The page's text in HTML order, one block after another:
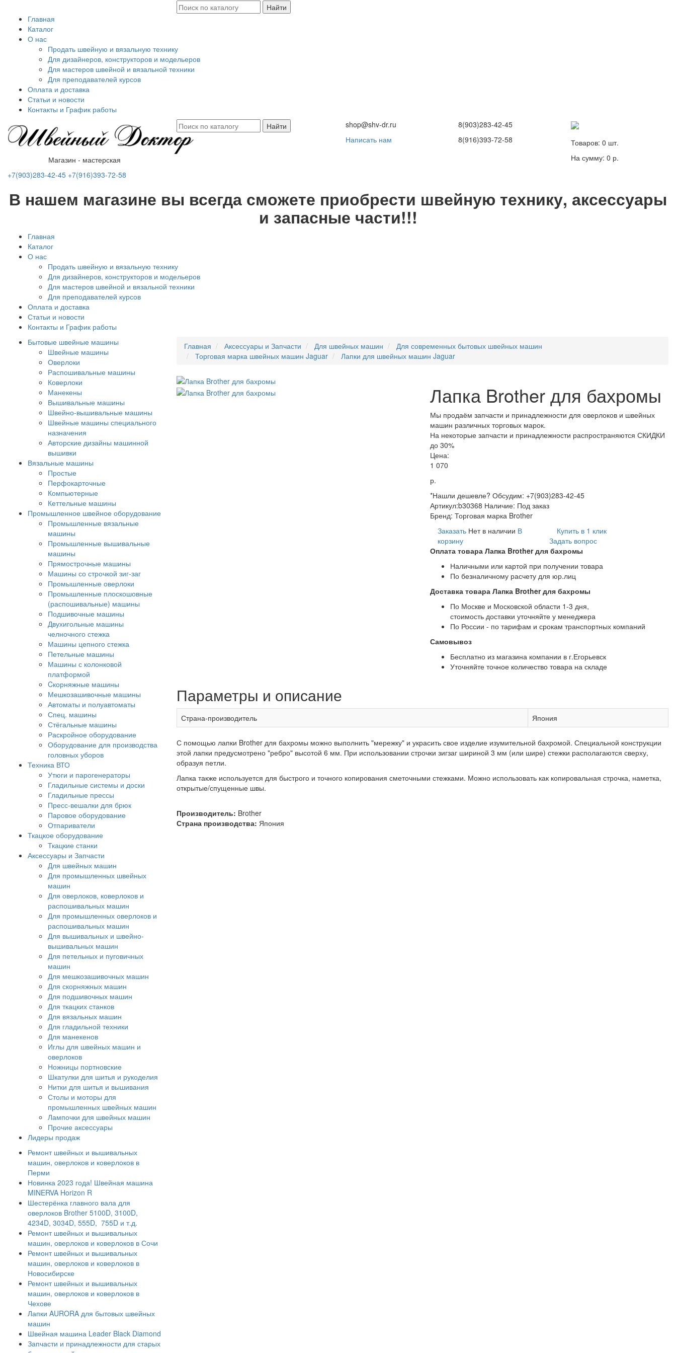
Найти
Главная
Каталог
О нас
Продать швейную и вязальную технику
Для дизайнеров, конструкторов и модельеров
Для мастеров швейной и вязальной техники
Для преподавателей курсов
Оплата и доставка
Статьи и новости
Контакты и График работы
Магазин - мастерская
Найти
shop@shv-dr.ru
Написать нам
8(903)283-42-45
8(916)393-72-58
Товаров: 0 шт.
На сумму: 0 р.
+7(903)283-42-45 +7(916)393-72-58
В нашем магазине вы всегда сможете приобрести швейную технику, аксессуары
и запасные части!!!
Главная
Каталог
О нас
Продать швейную и вязальную технику
Для дизайнеров, конструкторов и модельеров
Для мастеров швейной и вязальной техники
Для преподавателей курсов
Оплата и доставка
Статьи и новости
Контакты и График работы
Бытовые швейные машины
Швейные машины
Оверлоки
Распошивальные машины
Коверлоки
Манекены
Вышивальные машины
Швейно-вышивальные машины
Швейные машины специального
назначения
Авторские дизайны машинной
вышивки
Вязальные машины
Простые
Перфокарточные
Компьютерные
Кеттельные машины
Промышленное швейное оборудование
Промышленные вязальные
машины
Промышленные вышивальные
машины
Прямострочные машины
Машины со строчкой зиг-заг
Промышленные оверлоки
Промышленные плоскошовные
(распошивальные) машины
Подшивочные машины
Двухигольные машины
челночного стежка
Машины цепного стежка
Петельные машины
Машины с колонковой
платформой
Cкорняжные машины
Мешкозашивочные машины
Автоматы и полуавтоматы
Спец. машины
Стёгальные машины
Раскройное оборудование
Оборудование для производства
головных уборов
Техника ВТО
Утюги и парогенераторы
Гладильные системы и доски
Гладильные прессы
Пресс-вешалки для брюк
Паровое оборудование
Отпариватели
Ткацкое оборудование
Ткацкие станки
Аксессуары и Запчасти
Для швейных машин
Для промышленных швейных
машин
Для оверлоков, коверлоков и
распошивальных машин
Для промышленных оверлоков и
распошивальных машин
Для вышивальных и швейно-
вышивальных машин
Для петельных и пуговичных
машин
Для мешкозашивочных машин
Для скорняжных машин
Для подшивочных машин
Для ткацких станков
Для вязальных машин
Для гладильной техники
Для манекенов
Иглы для швейных машин и
оверлоков
Ножницы портновские
Шкатулки для шитья и рукоделия
Нитки для шитья и вышивания
Столы и моторы для
промышленных швейных машин
Лампочки для швейных машин
Прочие аксессуары
Лидеры продаж
Ремонт швейных и вышивальных
машин, оверлоков и коверлоков в
Перми
Новинка 2023 года! Швейная машина
MINERVA Horizon R
Шестерёнка главного вала для
оверлоков Brother 5100D, 3100D,
4234D, 3034D, 555D, 755D и т.д.
Ремонт швейных и вышивальных
машин, оверлоков и коверлоков в Сочи
Ремонт швейных и вышивальных
машин, оверлоков и коверлоков в
Новосибирске
Ремонт швейных и вышивальных
машин, оверлоков и коверлоков в
Чехове
Лапки AURORA для бытовых швейных
машин
Швейная машина Leader Black Diamond
Запчасти и принадлежности для старых
Главная Аксессуары и Запчасти Для швейных машин
Для современных бытовых швейных машин
Торговая марка швейных машин Jaguar
Лапки для швейных машин Jaguar
Лапка Brother для бахромы
Мы продаём запчасти и принадлежности для оверлоков и швейных
машин различных торговых марок.
На некоторые запчасти и принадлежности распространяются СКИДКИ
до 30%
Цена:
1 070
р.
*Нашли дешевле? Обсудим: +7(903)283-42-45
Артикул:b30368 Наличие: Под заказ
Бренд: Торговая марка Brother
Заказать Нет в наличии В
корзину
Купить в 1 клик
Задать вопрос
Оплата товара Лапка Brother для бахромы
Наличными или картой при получении товара
По безналичному расчету для юр.лиц
Доставка товара Лапка Brother для бахромы
По Москве и Московской области 1-3 дня,
стоимость доставки уточняйте у менеджера
По России - по тарифам и срокам транспортных компаний
Самовывоз
Бесплатно из магазина компании в г.Егорьевск
Уточняйте точное количество товара на складе
Параметры и описание
Страна-производитель Япония
С помощью лапки Brother для бахромы можно выполнить "мережку" и украсить свое изделие изумительной бахромой. Специальной конструкции
этой лапки предусмотрено "ребро" высотой 6 мм. При использовании строчки зигзаг шириной 3 мм (или шире) стежки располагаются сверху,
образуя петли.
Лапка также используется для быстрого и точного копирования сметочными стежками. Можно использовать как копировальная строчка, наметка,
открытые/спущенные швы.
Производитель: Brother
Страна производства: Япония